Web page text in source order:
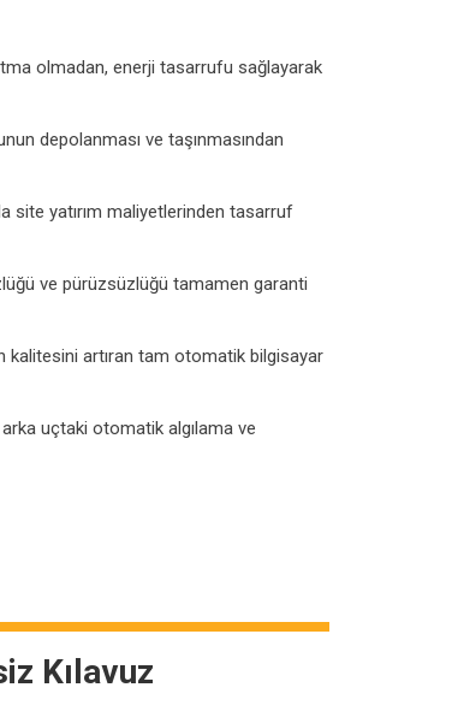
olmadan, enerji tasarrufu sağlayarak
depolanması ve taşınmasından
site yatırım maliyetlerinden tasarruf
ve pürüzsüzlüğü tamamen garanti
kalitesini artıran tam otomatik bilgisayar
uçtaki otomatik algılama ve
Kılavuz